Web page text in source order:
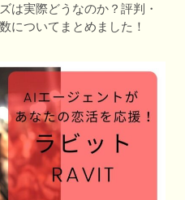
は実際どうなのか？評判・
についてまとめました！